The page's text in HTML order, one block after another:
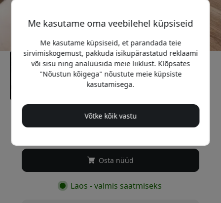
Soovitatav hind
27.99 EUR
Osta nüüd
Laos - valmis saatmiseks
Me kasutame oma veebilehel küpsiseid
Me kasutame küpsiseid, et parandada teie
sirvimiskogemust, pakkuda isikupärastatud reklaami
või sisu ning analüüsida meie liiklust. Klõpsates
"Nõustun kõigega" nõustute meie küpsiste
kasutamisega.
Võtke kõik vastu